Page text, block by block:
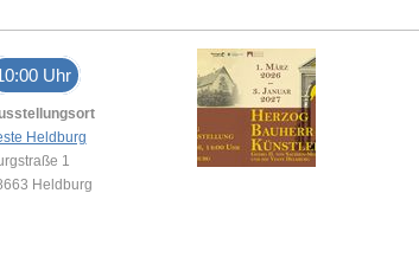
Uhr
Heldburg
1
Heldburg